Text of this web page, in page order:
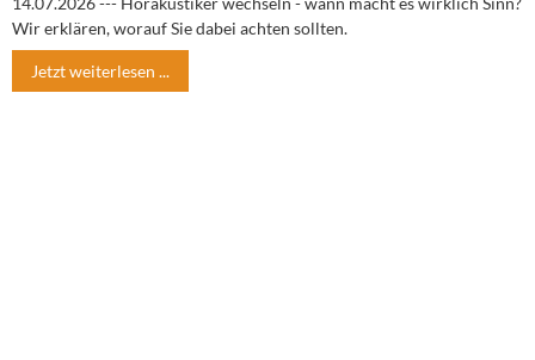
Wir erklären, worauf Sie dabei achten sollten.
Jetzt weiterlesen ...